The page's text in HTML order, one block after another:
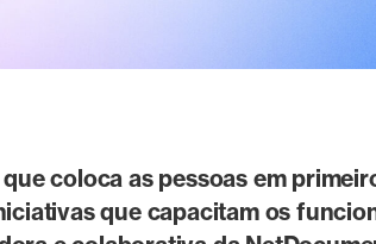
coloca as pessoas em
que capacitam os